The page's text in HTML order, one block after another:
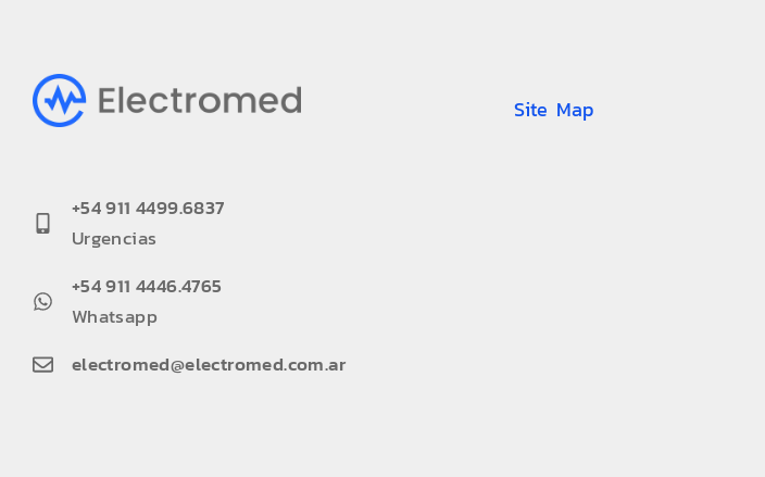
+54 911 4499.6837
Urgencias
+54 911 4446.4765
Whatsapp
electromed@electromed.com.ar
Site Map